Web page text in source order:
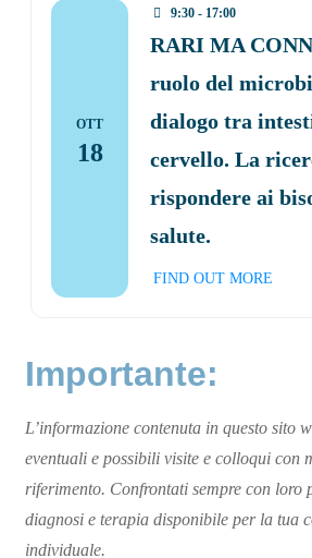
OTT
18
9:30 - 17:00
RARI MA
ruolo del
dialogo tra
cervello. La
rispondere ai
salute.
FIND OUT MORE
Importante:
L’informazione contenuta in questo sito
eventuali e possibili visite e colloqui con
riferimento. Confrontati sempre con loro
diagnosi e terapia disponibile per la tua
individuale.